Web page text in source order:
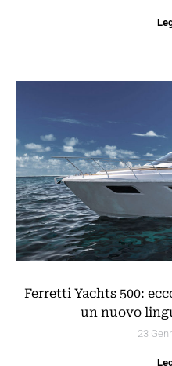
Ferretti Yachts 500:
un nuovo
23